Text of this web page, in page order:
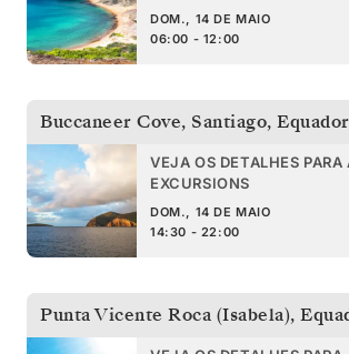
DOM., 14 DE MAIO
06:00 - 12:00
Buccaneer Cove, Santiago, Equador
VEJA OS DETALHES PARA
EXCURSIONS
DOM., 14 DE MAIO
14:30 - 22:00
Punta Vicente Roca (Isabela),